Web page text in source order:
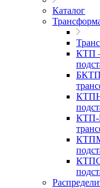
Каталог
КТП
БКТП
КТПН
КТП-
КТПМ
КТПС